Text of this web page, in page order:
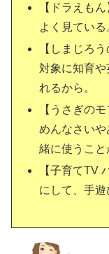
【ドラえも
よく見ている
【しまじろ
対象に知育や
れるから。
【うさぎの
めんなさい
緒に使うこと
【子育てTV
にして、手遊